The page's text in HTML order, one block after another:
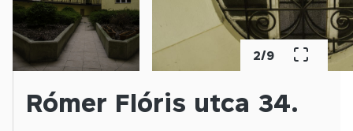
2/9
Rómer Flóris utca 34.